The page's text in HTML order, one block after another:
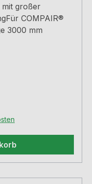
mit großer
COMPAIR®
3000 mm